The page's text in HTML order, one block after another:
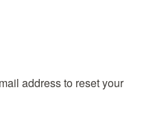
address to reset your